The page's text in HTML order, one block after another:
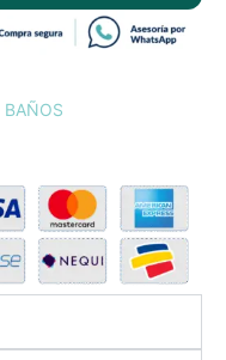
BAÑOS